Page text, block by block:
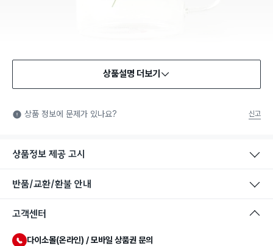
식품용 기구: 식품위생법에서 정한 규격에 따라 제조되어 식품 또
는 식품첨가물에 사용할 수 있는 식품용기구라는 표시입니다.
상품설명 더보기
상품 정보에 문제가 있나요? 신고
상품정보 제공 고시
반품/교환/환불 안내
고객센터
다이소몰(온라인) / 모바일 상품권 문의